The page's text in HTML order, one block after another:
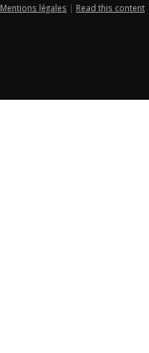
Mentions légales | Read this content